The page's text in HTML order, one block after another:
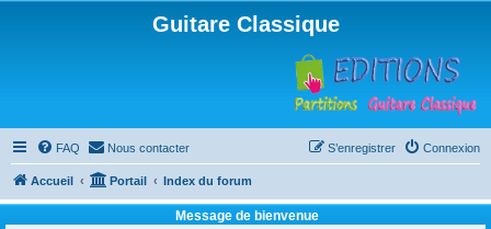
Guitare Classique
FAQ Nous contacter Connexion
S’enregistrer
Accueil Portail Index du forum
Message de bienvenue